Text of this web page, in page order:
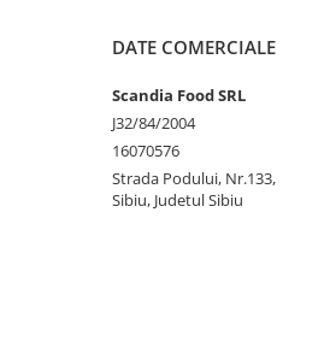
DATE COMERCIALE
Scandia Food SRL
J32/84/2004
16070576
Strada Podului, Nr.133,
Sibiu, Judetul Sibiu